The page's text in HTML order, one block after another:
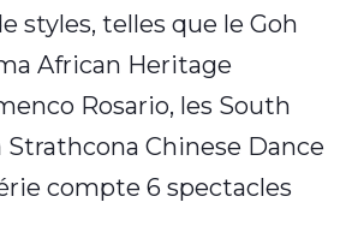
styles, telles que le Goh
African Heritage
Rosario, les South
Strathcona Chinese Dance
compte 6 spectacles